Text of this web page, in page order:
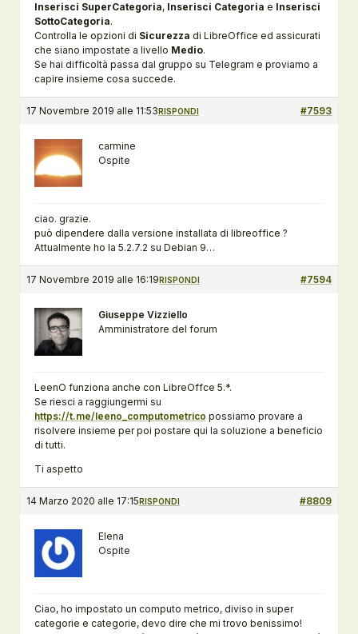
Inserisci SuperCategoria, Inserisci Categoria e Inserisci
SottoCategoria.
Controlla le opzioni di Sicurezza di LibreOffice ed assicurati
che siano impostate a livello Medio.
Se hai difficoltà passa dal gruppo su Telegram e proviamo a
capire insieme cosa succede.
17 Novembre 2019 alle 11:53 #7593
RISPONDI
carmine
Ospite
ciao. grazie.
può dipendere dalla versione installata di libreoffice ?
Attualmente ho la 5.2.7.2 su Debian 9…
17 Novembre 2019 alle 16:19 #7594
RISPONDI
Giuseppe Vizziello
Amministratore del forum
LeenO funziona anche con LibreOffce 5.*.
Se riesci a raggiungermi su
https://t.me/leeno_computometrico possiamo provare a
risolvere insieme per poi postare qui la soluzione a beneficio
di tutti.
Ti aspetto
14 Marzo 2020 alle 17:15 #8809
RISPONDI
Elena
Ospite
Ciao, ho impostato un computo metrico, diviso in super
categorie e categorie, devo dire che mi trovo benissimo!